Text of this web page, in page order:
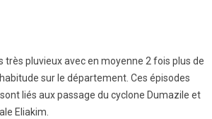
très pluvieux avec en moyenne 2 fois plus de
sur le département. Ces épisodes
liés aux passage du cyclone Dumazile et
Eliakim.